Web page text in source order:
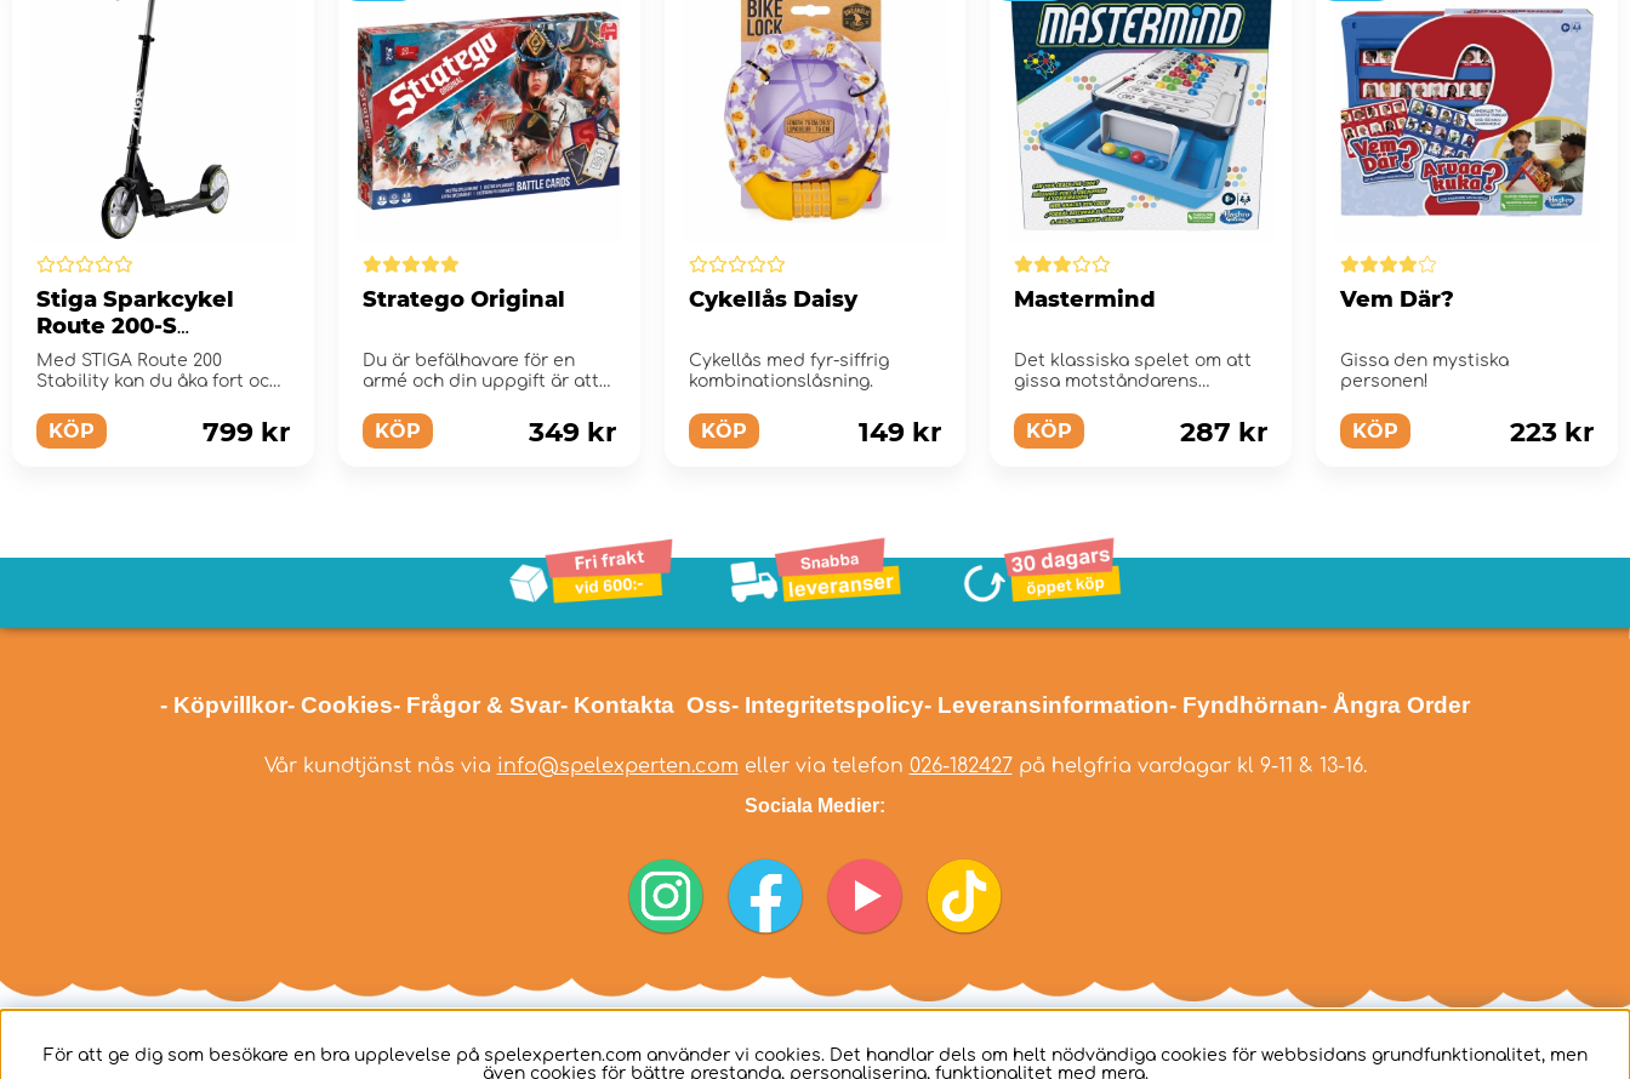
Stiga Sparkcykel
Route 200-S
Svart/Lime
Med STIGA Route 200
Stability kan du åka fort och
KÖP 799 kr
Stratego Original
Du är befälhavare för en
armé och din uppgift är att
KÖP 349 kr
Cykellås Daisy
Cykellås med fyr-siffrig
kombinationslåsning.
KÖP 149 kr
Mastermind
Det klassiska spelet om att
gissa motståndarens
KÖP 287 kr
Vem Där?
Gissa den mystiska
personen!
KÖP 223 kr
- Köpvillkor- Cookies- Frågor & Svar- Kontakta Oss- Integritetspolicy- Leveransinformation- Fyndhörnan- Ångra Order
Vår kundtjänst nås via info@spelexperten.com eller via telefon 026-182427på helgfria vardagar kl 9-11 & 13-16.
Sociala Medier:
För att ge dig som besökare en bra upplevelse på spelexperten.com använder vi cookies. Det handlar dels om helt nödvändiga cookies för webbsidans grundfunktionalitet, men
även cookies för bättre prestanda, personalisering, funktionalitet med mera.